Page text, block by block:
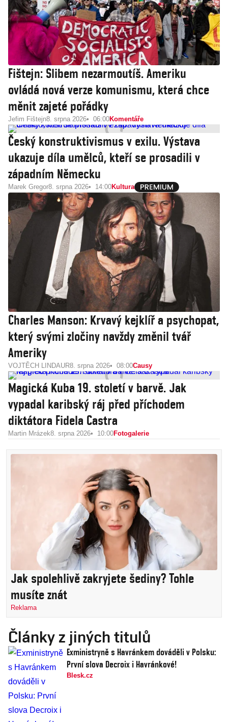
Fištejn: Slibem nezarmoutíš. Ameriku
ovládá nová verze komunismu, která chce
měnit zajeté pořádky
Jefim Fištejn8. srpna 2026 06:00Komentáře
Český konstruktivismus v exilu. Výstava
ukazuje díla umělců, kteří se prosadili v
západním Německu
Marek Gregor8. srpna 2026 14:00Kultura
Charles Manson: Krvavý kejklíř a psychopat,
který svými zločiny navždy změnil tvář
Ameriky
VOJTĚCH LINDAUR8. srpna 2026 08:00Causy
Magická Kuba 19. století v barvě. Jak
vypadal karibský ráj před příchodem
diktátora Fidela Castra
Martin Mrázek8. srpna 2026 10:00Fotogalerie
Jak spolehlivě zakryjete šediny? Tohle
musíte znát
Reklama
Články z jiných titulů
Exministryně s Havránkem dováděli v Polsku:
První slova Decroix i Havránkové!
Blesk.cz